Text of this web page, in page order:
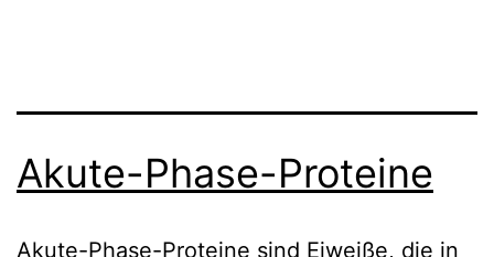
Akute-Phase-Proteine
Akute-Phase-Proteine sind Eiweiße, die in